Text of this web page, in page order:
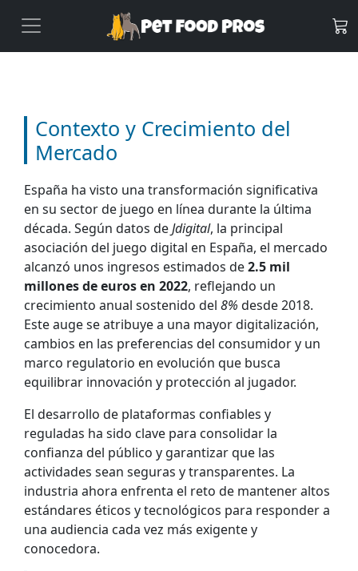
Contexto y Crecimiento del
Mercado
España ha visto una transformación significativa
en su sector de juego en línea durante la última
década. Según datos deJdigital, la principal
asociación del juego digital en España, el mercado
alcanzó unos ingresos estimados de2.5 mil
millones de euros en 2022, reflejando un
crecimiento anual sostenido del 8% desde 2018.
Este auge se atribuye a una mayor digitalización,
cambios en las preferencias del consumidor y un
marco regulatorio en evolución que busca
equilibrar innovación y protección al jugador.
El desarrollo de plataformas confiables y
reguladas ha sido clave para consolidar la
confianza del público y garantizar que las
actividades sean seguras y transparentes. La
industria ahora enfrenta el reto de mantener altos
estándares éticos y tecnológicos para responder a
una audiencia cada vez más exigente y
conocedora.